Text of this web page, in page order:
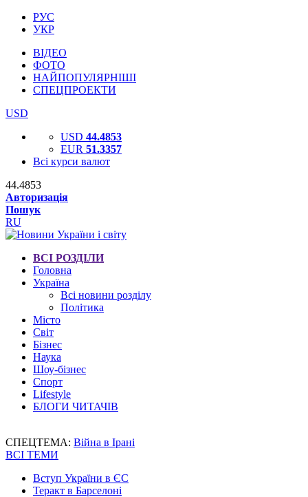
РУС
УКР
ВІДЕО
ФОТО
НАЙПОПУЛЯРНІШІ
СПЕЦПРОЕКТИ
USD
USD 44.4853
EUR 51.3357
Всі курси валют
44.4853
Авторизація
Пошук
RU
ВСІ РОЗДІЛИ
Головна
Україна
Всі новини розділу
Політика
Місто
Світ
Бізнес
Наука
Шоу-бізнес
Спорт
Lifestyle
БЛОГИ ЧИТАЧІВ
СПЕЦТЕМА: Війна в Ірані
ВСІ ТЕМИ
Вступ України в ЄС
Теракт в Барселоні